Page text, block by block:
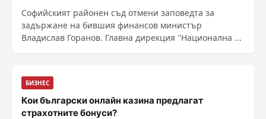
Софийският районен съд отмени заповедта за
задържане на бившия финансов министър
Владислав Горанов. Главна дирекция ''Национална ...
БИЗНЕС
Кои български онлайн казина предлагат
страхотните бонуси?